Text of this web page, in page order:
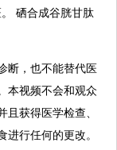
硒合成谷胱甘肽
断，也不能替代医
本视频不会和观众
且获得医学检查、
行任何的更改。